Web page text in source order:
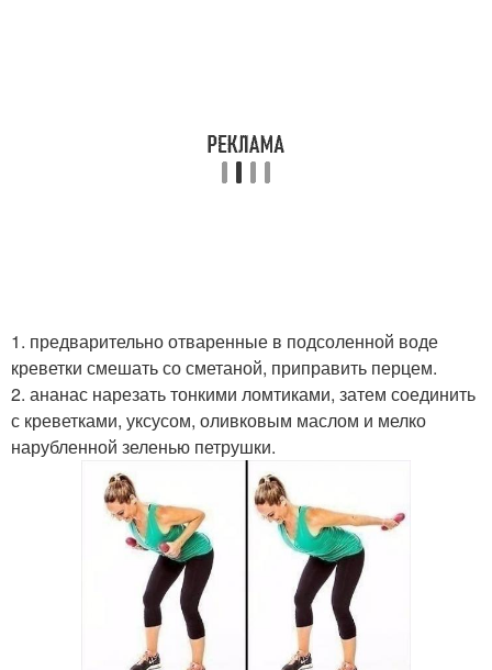
1. предварительно отваренные в подсоленной воде
креветки смешать со сметаной, приправить перцем.
2. ананас нарезать тонкими ломтиками, затем соединить
с креветками, уксусом, оливковым маслом и мелко
нарубленной зеленью петрушки.